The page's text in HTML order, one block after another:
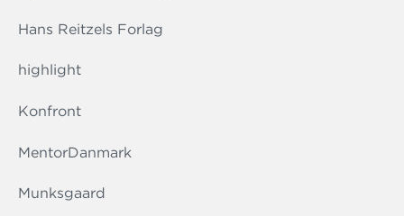
Hans Reitzels Forlag
highlight
Konfront
MentorDanmark
Munksgaard